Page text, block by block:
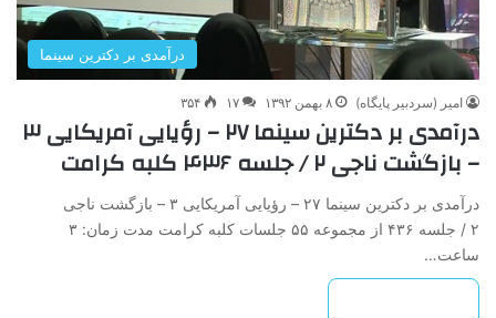
درآمدی بر دکترین سینما
امیر (سردبیر پایگاه) ۸ بهمن ۱۳۹۲ ۱۷ ۳۵۴
درآمدی ‌بر‌ دکترین ‌سینما‌ ۲۷ – رؤیایی ‌آمریکایی ۳
– ‌بازگشت ‌ناجی‌ ۲ / جلسه ۴۳۶ کلبه کرامت
درآمدی ‌بر‌ دکترین ‌سینما‌ ۲۷ – رؤیایی ‌آمریکایی ۳ – ‌بازگشت ‌ناجی‌
۲ / جلسه ۴۳۶ از مجموعه ۵۵ جلسات کلبه کرامت مدت زمان: ۳
ساعت…